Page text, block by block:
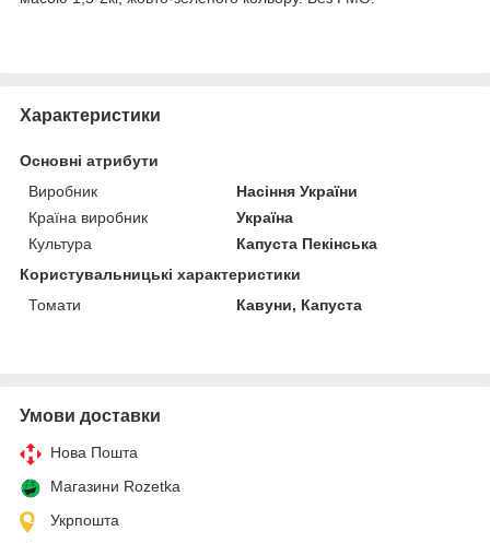
Характеристики
Основні атрибути
Виробник
Насіння України
Країна виробник
Україна
Культура
Капуста Пекінська
Користувальницькі характеристики
Томати
Кавуни, Капуста
Умови доставки
Нова Пошта
Магазини Rozetka
Укрпошта